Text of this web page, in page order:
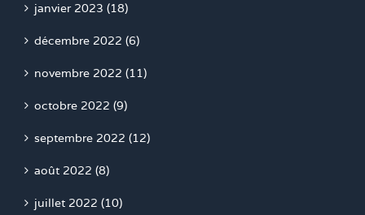
janvier 2023 (18)
décembre 2022 (6)
novembre 2022 (11)
octobre 2022 (9)
septembre 2022 (12)
août 2022 (8)
juillet 2022 (10)